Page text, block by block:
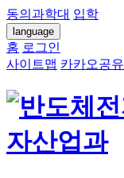
동의과학대 입학
language
홈 로그인
사이트맵 카카오공유
자산업과